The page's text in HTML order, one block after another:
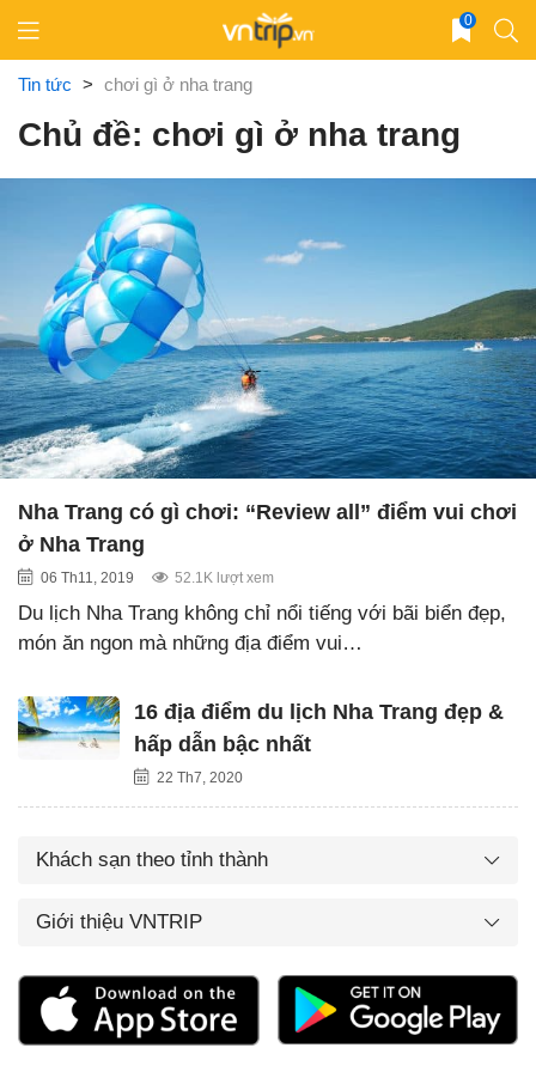
content
0
Tin tức > chơi gì ở nha trang
Chủ đề: chơi gì ở nha trang
Nha Trang có gì chơi: “Review all” điểm vui chơi
ở Nha Trang
06 Th11, 2019 52.1K lượt xem
Du lịch Nha Trang không chỉ nổi tiếng với bãi biển đẹp,
món ăn ngon mà những địa điểm vui…
16 địa điểm du lịch Nha Trang đẹp &
hấp dẫn bậc nhất
22 Th7, 2020
Khách sạn theo tỉnh thành
Giới thiệu VNTRIP